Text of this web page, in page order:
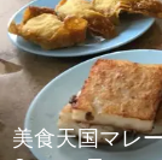
美食天国マレ